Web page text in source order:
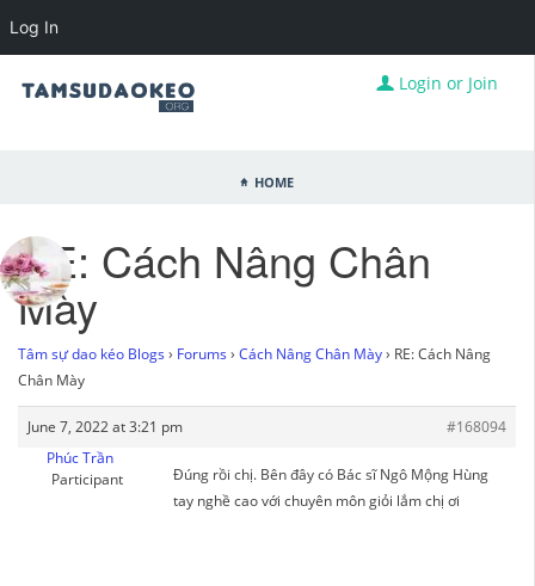
Login or Join
Home
RE: Cách Nâng Chân
Mày
Tâm sự dao kéo Blogs › Forums › Cách Nâng Chân Mày› RE: Cách Nâng
Chân Mày
June 7, 2022 at 3:21 pm
#168094
Phúc Trần
Participant
Đúng rồi chị. Bên đây có Bác sĩ Ngô Mộng Hùng
tay nghề cao với chuyên môn giỏi lắm chị ơi
Log In